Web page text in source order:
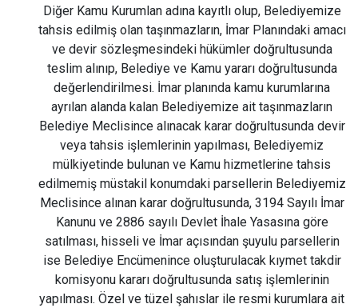
Diğer Kamu Kurumlan adına kayıtlı olup, Belediyemize
tahsis edilmiş olan taşınmazların, İmar Planındaki amacı
ve devir sözleşmesindeki hükümler doğrultusunda
teslim alınıp, Belediye ve Kamu yararı doğrultusunda
değerlendirilmesi. İmar planında kamu kurumlarına
ayrılan alanda kalan Belediyemize ait taşınmazların
Belediye Meclisince alınacak karar doğrultusunda devir
veya tahsis işlemlerinin yapılması, Belediyemiz
mülkiyetinde bulunan ve Kamu hizmetlerine tahsis
edilmemiş müstakil konumdaki parsellerin Belediyemiz
Meclisince alınan karar doğrultusunda, 3194 Sayılı İmar
Kanunu ve 2886 sayılı Devlet İhale Yasasına göre
satılması, hisseli ve İmar açısından şuyulu parsellerin
ise Belediye Encümenince oluşturulacak kıymet takdir
komisyonu kararı doğrultusunda satış işlemlerinin
yapılması. Özel ve tüzel şahıslar ile resmi kurumlara ait